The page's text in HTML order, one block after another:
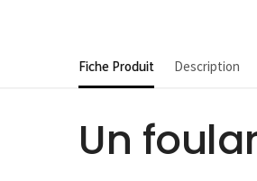
Fiche Produit Description
Un